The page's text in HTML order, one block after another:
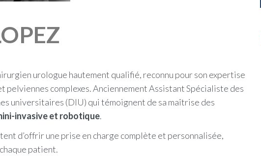
urologue hautement qualifié, reconnu pour son expertise
complexes. Anciennement Assistant Spécialiste des
universitaires (DIU) qui témoignent de sa maîtrise des
invasive et robotique.
d’offrir une prise en charge complète et personnalisée,
patient.